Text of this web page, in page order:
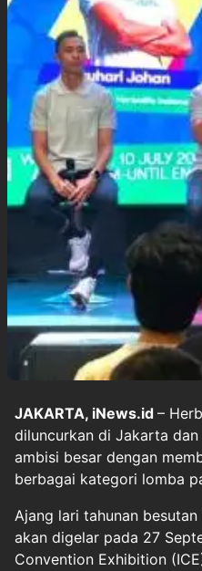
JAKARTA, iNews.id –
diluncurkan di Jakarta
ambisi besar dengan
berbagai kategori lomba
Ajang lari tahunan
akan digelar pada 27
Convention Exhibition